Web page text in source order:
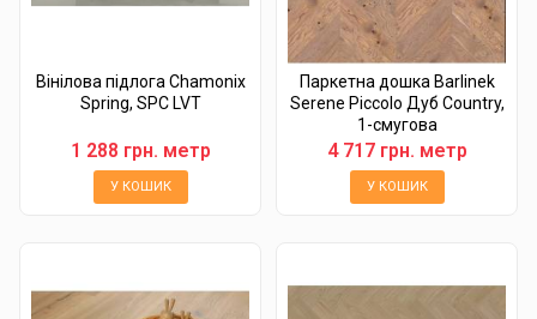
Вінілова підлога Chamonix
Spring, SPC LVT
1 288 грн. метр
У КОШИК
Паркетна дошка Barlinek
Serene Piccolo Дуб Country,
1-смугова
4 717 грн. метр
У КОШИК